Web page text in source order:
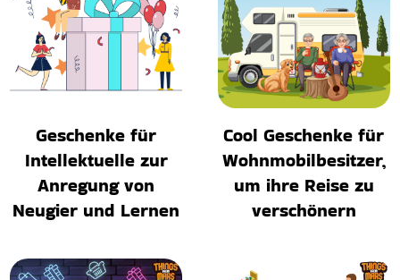
Geschenke für
Intellektuelle zur
Anregung von
Neugier und Lernen
Cool Geschenke für
Wohnmobilbesitzer,
um ihre Reise zu
verschönern